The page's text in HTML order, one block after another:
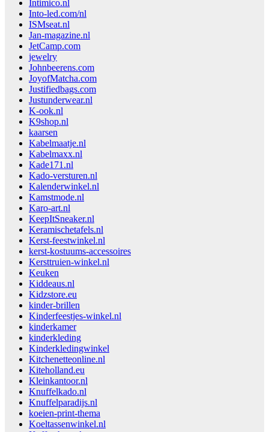
Intimico.nl
Into-led.com/nl
ISMseat.nl
Jan-magazine.nl
JetCamp.com
jewelry
Johnbeerens.com
JoyofMatcha.com
Justifiedbags.com
Justunderwear.nl
K-ook.nl
K9shop.nl
kaarsen
Kabelmaatje.nl
Kabelmaxx.nl
Kade171.nl
Kado-versturen.nl
Kalenderwinkel.nl
Kamstmode.nl
Karo-art.nl
KeepItSneaker.nl
Keramischetafels.nl
Kerst-feestwinkel.nl
kerst-kostuums-accessoires
Kersttruien-winkel.nl
Keuken
Kiddeaus.nl
Kidzstore.eu
kinder-brillen
Kinderfeestjes-winkel.nl
kinderkamer
kinderkleding
Kinderkledingwinkel
Kitchenetteonline.nl
Kiteholland.eu
Kleinkantoor.nl
Knuffelkado.nl
Knuffelparadijs.nl
koeien-print-thema
Koeltassenwinkel.nl